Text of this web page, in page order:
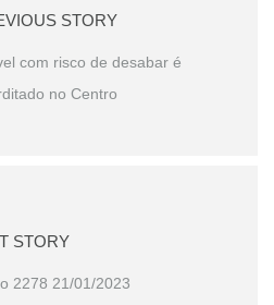
STORY
com risco de desabar é
no Centro
STORY
2278 21/01/2023